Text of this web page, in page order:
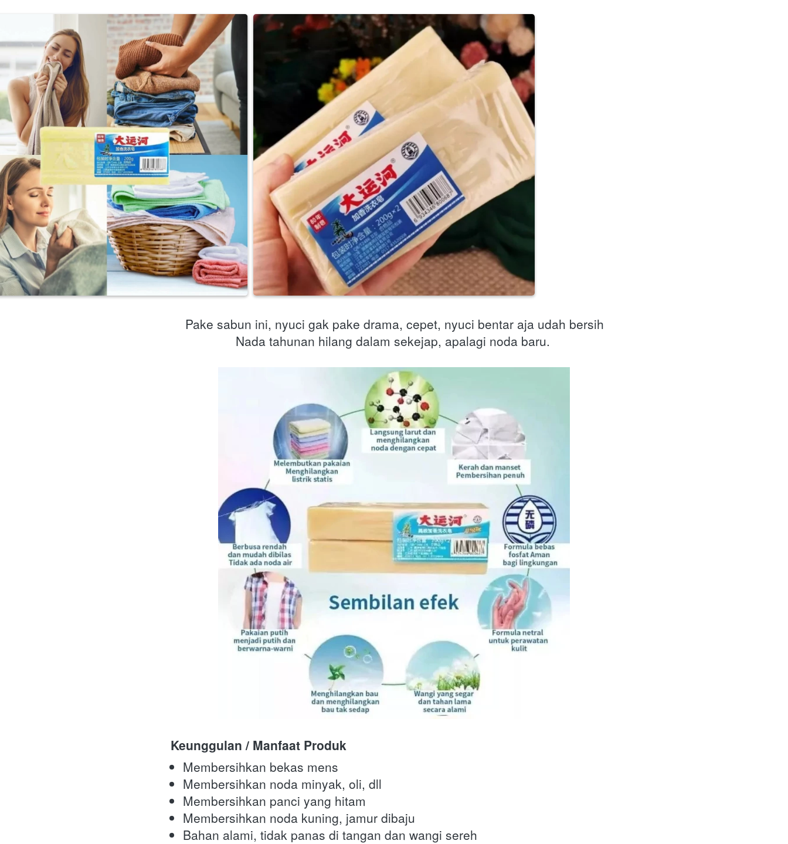
Pake sabun ini, nyuci gak pake drama, cepet, nyuci bentar aja udah bersih
Nada tahunan hilang dalam sekejap, apalagi noda baru.
Keunggulan / Manfaat Produk
Membersihkan bekas mens
Membersihkan noda minyak, oli, dll
Membersihkan panci yang hitam
Membersihkan noda kuning, jamur dibaju
Bahan alami, tidak panas di tangan dan wangi sereh